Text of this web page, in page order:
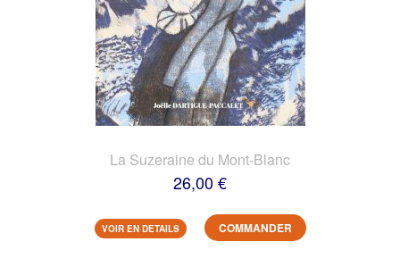
La Suzeraine du Mont-Blanc
26,00 €
VOIR EN DETAILS COMMANDER